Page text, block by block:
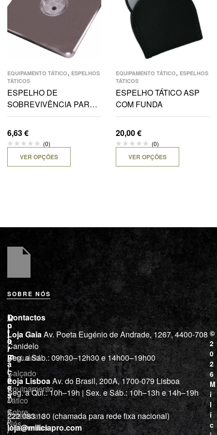
EQUIPAMENTO TÁTICO, ESPELHOS
TÁTICOS
ESPELHO DE
SOBREVIVÊNCIA PARA
SINALIZAÇÃO
6,63€
(0)
VER OPÇÕES
EQUIPAMENTO TÁTICO, ESPELHOS
TÁTICOS
ESPELHO TÁTICO ASP
COM FUNDA
20,00€
(0)
VER OPÇÕES
SOBRE NÓS
M
i
l
í
c
i
a
“
D
e
p
r
L
o
j
a
Vestuário
Calçado
Equipamento
Tático
Cutelaria e
ferramentas
I
n
f
o
r
m
a
ç
õ
e
s
Sobre
Nós
Contactos
Loja GaiaAv. Poeta Eugénio de Andrade, 1267, 4400-708
Canidelo
Seg. a Sáb.: 09h30–12h30 e 14h00–19h00
Loja LisboaAv. do Brasil, 200A, 1700-079 Lisboa
Seg. a Qui.: 10h–19h | Sex. e Sáb.: 10h–13h e 14h–19h
222 083 130 (chamada para rede fixa nacional)
loja@miliciapro.com
©
2
0
2
6
M
i
l
í
c